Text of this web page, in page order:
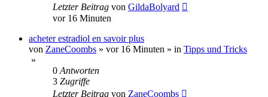
Letzter Beitrag von GildaBolyard
vor 16 Minuten
acheter estradiol en savoir plus
von ZaneCoombs » vor 16 Minuten » in Tipps und Tricks
»
0 Antworten
3 Zugriffe
Letzter Beitrag von ZaneCoombs